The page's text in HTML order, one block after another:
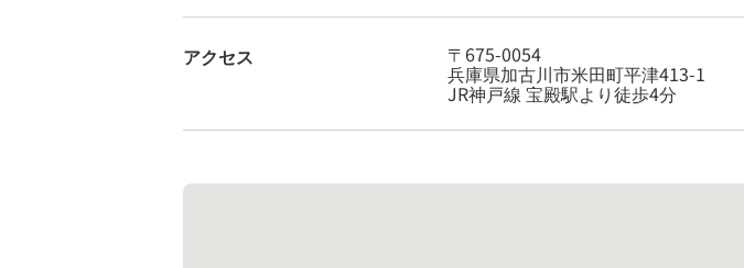
アクセス 〒675-0054
兵庫県加古川市米田町平津413-1
JR神戸線 宝殿駅より徒歩4分